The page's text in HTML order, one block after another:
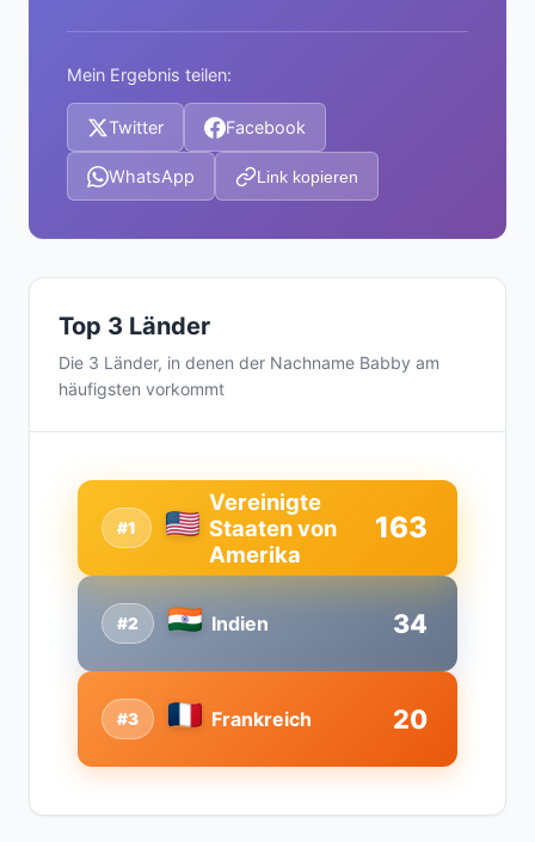
Mein Ergebnis teilen:
Twitter Facebook
WhatsApp Link kopieren
Top 3 Länder
Die 3 Länder, in denen der Nachname Babby am
häufigsten vorkommt
#2 Indien 34
#1
Vereinigte
Staaten von
Amerika
163
#3 Frankreich 20